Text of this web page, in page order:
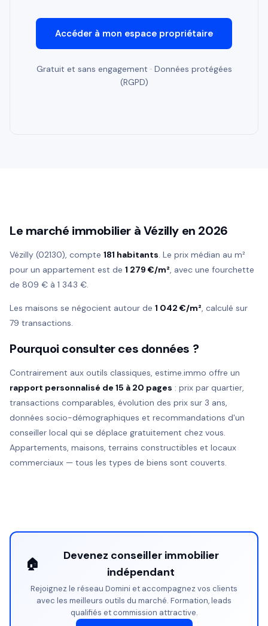
Accéder à mon espace propriétaire
Gratuit et sans engagement · Données protégées
(RGPD)
Le marché immobilier à Vézilly en 2026
Vézilly (02130), compte 181 habitants. Le prix médian au m²
pour un appartement est de 1 279 €/m², avec une fourchette
de 809 € à 1 343 €.
Les maisons se négocient autour de 1 042 €/m², calculé sur
79 transactions.
Pourquoi consulter ces données ?
Contrairement aux outils classiques, estime.immo offre un
rapport personnalisé de 15 à 20 pages : prix par quartier,
transactions comparables, évolution des prix sur 3 ans,
données socio-démographiques et recommandations d'un
conseiller local qui se déplace gratuitement chez vous.
Appartements, maisons, terrains constructibles et locaux
commerciaux — tous les types de biens sont couverts.
🏠
Devenez conseiller immobilier
indépendant
Rejoignez le réseau Domini et accompagnez vos clients
avec les meilleurs outils du marché. Formation, leads
qualifiés et commission attractive.